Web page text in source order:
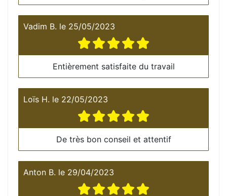
Vadim B. le 25/05/2023
Entièrement satisfaite du travail
Loïs H. le 22/05/2023
De très bon conseil et attentif
Anton B. le 29/04/2023